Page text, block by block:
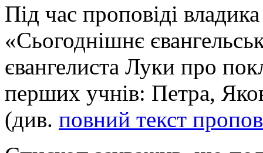
Під час проповіді
«Сьогоднішнє
євангелиста Луки про
перших учнів: Петра,
(див. повний текст